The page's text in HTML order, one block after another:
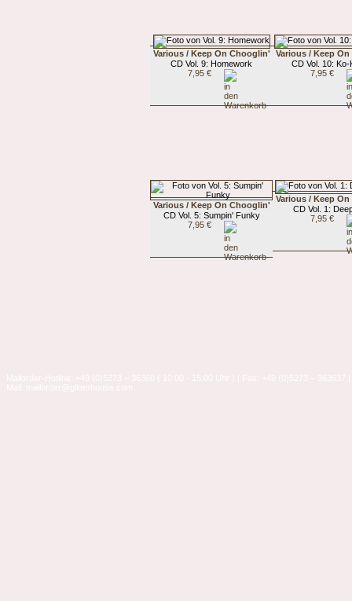
Various / Keep On Chooglin'
CD Vol. 9: Homework
7,95 €
Various / Keep
CD Vol. 10:
7,95 €
Various / Keep On Chooglin'
CD Vol. 5: Sumpin' Funky
7,95 €
Various / Keep
CD Vol. 1:
7,95 €